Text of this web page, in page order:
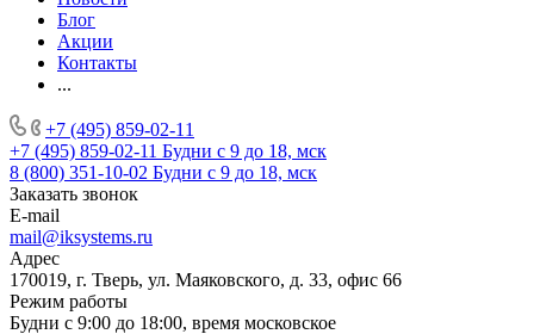
Блог
Акции
Контакты
...
+7 (495) 859-02-11
+7 (495) 859-02-11 Будни с 9 до 18, мск
8 (800) 351-10-02 Будни с 9 до 18, мск
Заказать звонок
E-mail
mail@iksystems.ru
Адрес
170019, г. Тверь, ул. Маяковского, д. 33, офис 66
Режим работы
Будни с 9:00 до 18:00, время московское